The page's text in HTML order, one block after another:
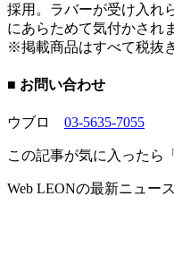
採用。ラバーが受け入れ
にあらためて気付かされ
※掲載商品はすべて税抜
■ お問い合わせ
ウブロ 03-5635-7055
この記事が気に入ったら
Web LEONの最新ニュー